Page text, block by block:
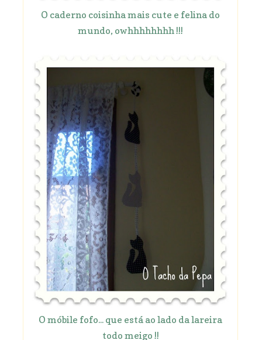
O caderno coisinha mais cute e felina do
mundo, owhhhhhhhh !!!
O móbile fofo... que está ao lado da lareira
todo meigo !!